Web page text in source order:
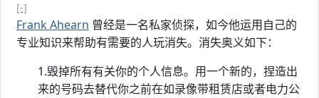
[-]
Frank Ahearn 曾经是一名私家侦探，如今他运用自己的
专业知识来帮助有需要的人玩消失。消失奥义如下：
1.毁掉所有有关你的个人信息。用一个新的，捏造出
来的号码去替代你之前在如录像带租赁店或者电力公